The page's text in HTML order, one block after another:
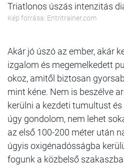
Triatlonos úszás intenzitás
Kép forrása: Entritrainer.com
Akár jó úszó az ember, akár
izgalom és megemelkedett
okoz, amitől biztosan
mint kéne. Nem is beszélve
kerülni a kezdeti tumultust és
úgy gondolom, nem lehet
az első 100-200 méter után
úgyis oxigénadósságba
fogunk a közbelső